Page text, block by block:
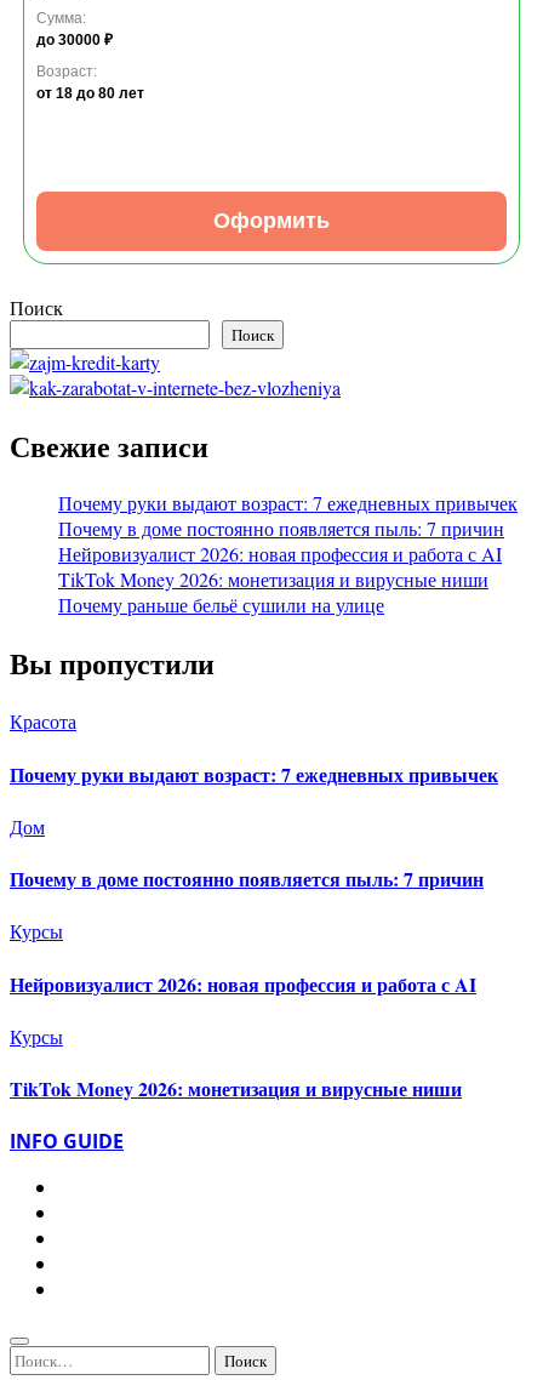
Сумма:
до 30000 ₽
Возраст:
от 18 до 80 лет
Оформить
Поиск
Поиск
Свежие записи
Почему руки выдают возраст: 7 ежедневных привычек
Почему в доме постоянно появляется пыль: 7 причин
Нейровизуалист 2026: новая профессия и работа с AI
TikTok Money 2026: монетизация и вирусные ниши
Почему раньше бельё сушили на улице
Вы пропустили
Красота
Почему руки выдают возраст: 7 ежедневных привычек
Дом
Почему в доме постоянно появляется пыль: 7 причин
Курсы
Нейровизуалист 2026: новая профессия и работа с AI
Курсы
TikTok Money 2026: монетизация и вирусные ниши
INFO GUIDE
Найти: